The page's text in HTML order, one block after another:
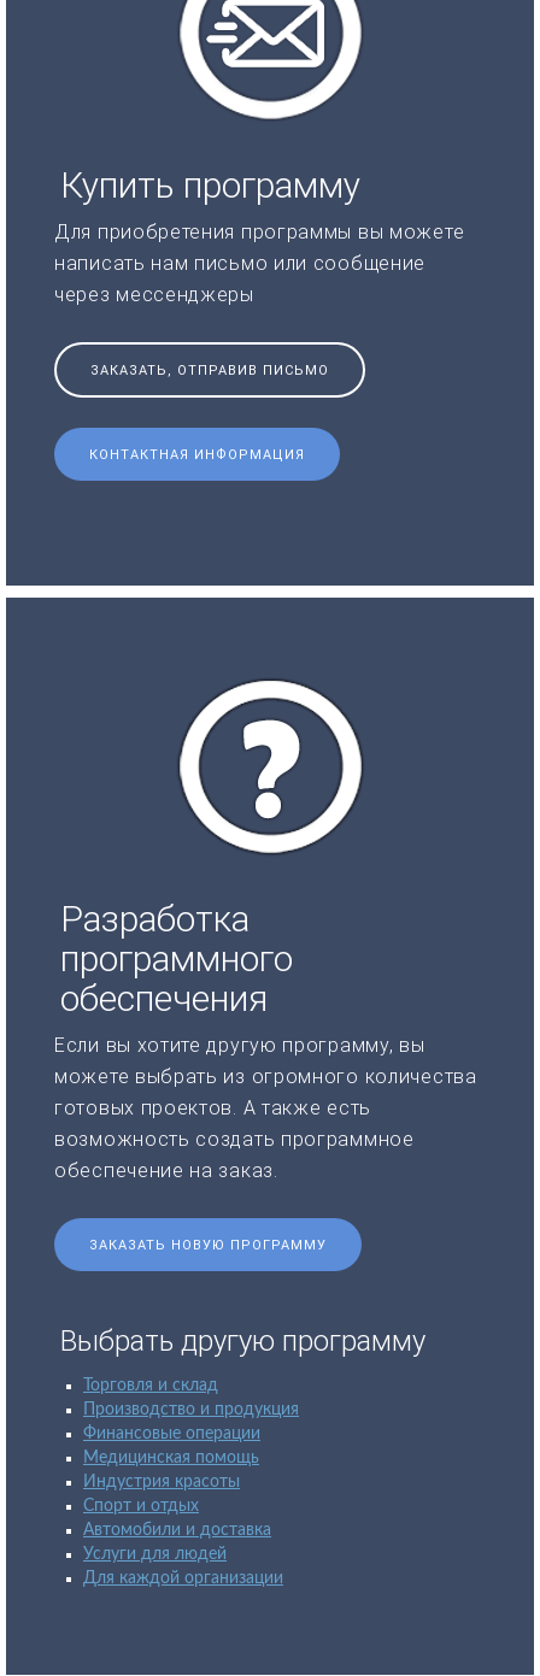
Купить программу
Для приобретения программы вы можете
написать нам письмо или сообщение
через мессенджеры
ЗАКАЗАТЬ, ОТПРАВИВ ПИСЬМО
КОНТАКТНАЯ ИНФОРМАЦИЯ
Разработка
программного
обеспечения
Если вы хотите другую программу, вы
можете выбрать из огромного количества
готовых проектов. А также есть
возможность создать программное
обеспечение на заказ.
ЗАКАЗАТЬ НОВУЮ ПРОГРАММУ
Выбрать другую программу
Торговля и склад
Производство и продукция
Финансовые операции
Медицинская помощь
Индустрия красоты
Спорт и отдых
Автомобили и доставка
Услуги для людей
Для каждой организации